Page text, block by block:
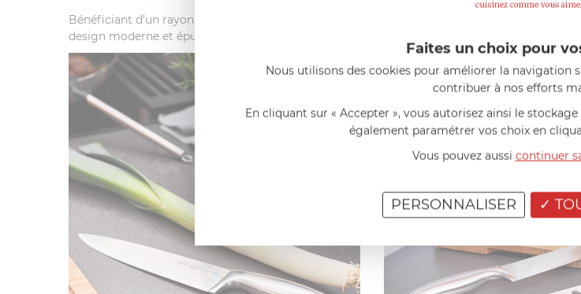
Bénéficiant d’un rayonnement désormais international, RÖSLE est admiré depuis plus de
design moderne et épuré.
Faites un choix pour
Nous utilisons des cookies pour améliorer la navigation
contribuer à nos efforts
En cliquant sur « Accepter », vous autorisez ainsi le
également paramétrer vos choix en
Vous pouvez aussi continuer
PERSONNALISER